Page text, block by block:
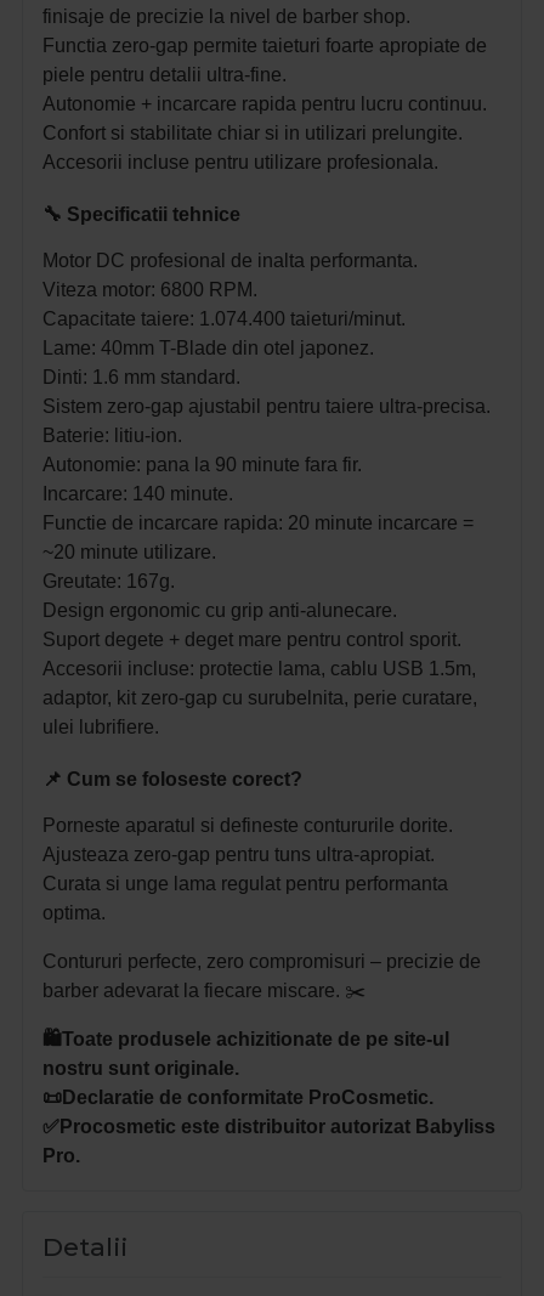
finisaje de precizie la nivel de barber shop.
Functia zero-gap permite taieturi foarte apropiate de
piele pentru detalii ultra-fine.
Autonomie + incarcare rapida pentru lucru continuu.
Confort si stabilitate chiar si in utilizari prelungite.
Accesorii incluse pentru utilizare profesionala.
🔧 Specificatii tehnice
Motor DC profesional de inalta performanta.
Viteza motor: 6800 RPM.
Capacitate taiere: 1.074.400 taieturi/minut.
Lame: 40mm T-Blade din otel japonez.
Dinti: 1.6 mm standard.
Sistem zero-gap ajustabil pentru taiere ultra-precisa.
Baterie: litiu-ion.
Autonomie: pana la 90 minute fara fir.
Incarcare: 140 minute.
Functie de incarcare rapida: 20 minute incarcare =
~20 minute utilizare.
Greutate: 167g.
Design ergonomic cu grip anti-alunecare.
Suport degete + deget mare pentru control sporit.
Accesorii incluse: protectie lama, cablu USB 1.5m,
adaptor, kit zero-gap cu surubelnita, perie curatare,
ulei lubrifiere.
📌 Cum se foloseste corect?
Porneste aparatul si defineste contururile dorite.
Ajusteaza zero-gap pentru tuns ultra-apropiat.
Curata si unge lama regulat pentru performanta
optima.
Contururi perfecte, zero compromisuri – precizie de
barber adevarat la fiecare miscare. ✂️
🛍️Toate produsele achizitionate de pe site-ul
nostru sunt originale.
📜Declaratie de conformitate ProCosmetic.
✅Procosmetic este distribuitor autorizat Babyliss
Pro.
Detalii